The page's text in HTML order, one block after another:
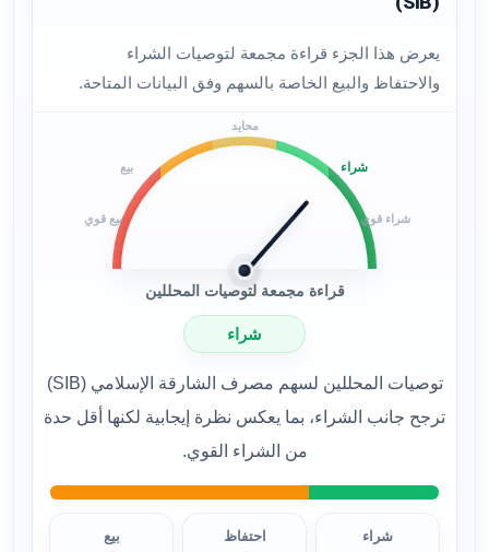
يعرض هذا الجزء قراءة مجمعة لتوصيات الشراء
والاحتفاظ والبيع الخاصة بالسهم وفق البيانات المتاحة.
بيع قوي
بيع
محايد
شراء
شراء قوي
قراءة مجمعة لتوصيات المحللين
شراء
توصيات المحللين لسهم مصرف الشارقة الإسلامي (SIB)
ترجح جانب الشراء، بما يعكس نظرة إيجابية لكنها أقل حدة
من الشراء القوي.
شراء احتفاظ بيع